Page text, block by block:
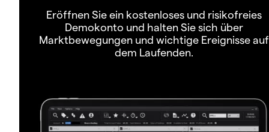
Eröffnen Sie ein kostenloses und risikofreies
Demokonto und halten Sie sich über
Marktbewegungen und wichtige Ereignisse auf
dem Laufenden.